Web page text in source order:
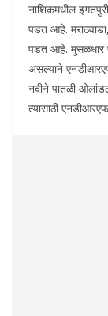
नाशिकमधील
पडत आहे.
पडत आहे. मुसळधार
असल्याने
नदीने पातळी
त्यासाठी